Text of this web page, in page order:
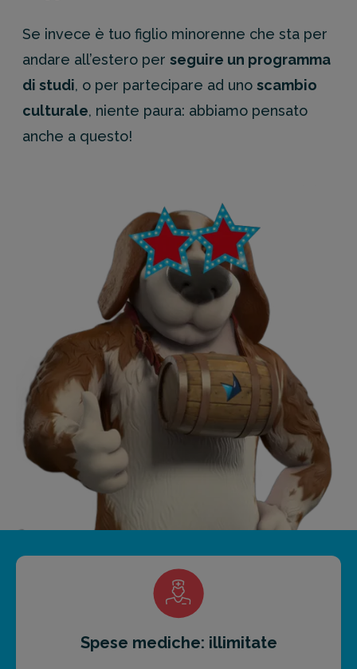
Se invece è tuo figlio minorenne che sta per
andare all’estero per seguire un programma
di studi, o per partecipare ad uno scambio
culturale, niente paura: abbiamo pensato
anche a questo!
Spese mediche: illimitate